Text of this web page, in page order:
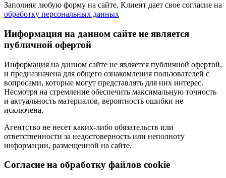
Заполняя любую форму на сайте, Клиент дает свое согласие на
обработку персональных данных
Информация на данном сайте не является
публичной офертой
Информация на данном сайте не является публичной офертой,
и предназначена для общего ознакомления пользователей с
вопросами, которые могут представлять для них интерес.
Несмотря на стремление обеспечить максимальную точность
и актуальность материалов, вероятность ошибки не
исключена.
Агентство не несет каких-либо обязательств или
ответственности за недостоверность или неполноту
информации, размещенной на сайте.
Cогласие на обработку файлов cookie